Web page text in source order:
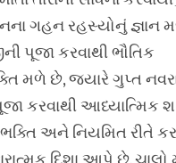
ગહન રહસ્યોનું જ્ઞાન
પૂજા કરવાથી ભૌતિક
મળે છે, જ્યારે ગુપ્ત
પૂજા કરવાથી આધ્યાત્મિક
ભક્તિ અને નિયમિત રીતે